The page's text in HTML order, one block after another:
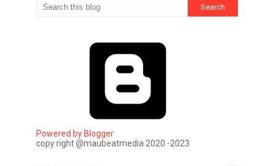
Powered by Blogger
copy right @maubeatmedia 2020 -2023